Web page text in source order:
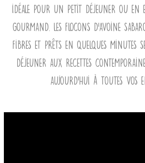
idéale pour un petit déjeuner ou en
gourmand. Les flocons d’avoine
fibres et prêts en quelques minutes
déjeuner aux recettes
aujourd’hui à toutes vos